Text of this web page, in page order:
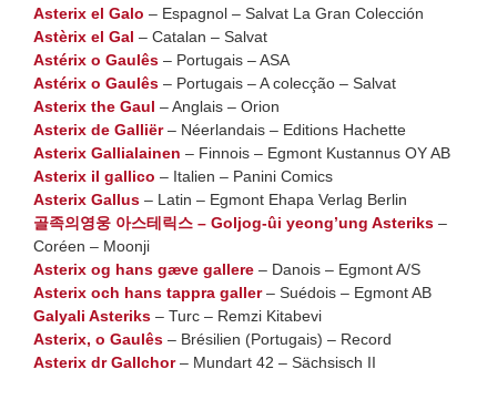
Asterix el Galo – Espagnol – Salvat La Gran Colección
Astèrix el Gal – Catalan – Salvat
Astérix o Gaulês – Portugais – ASA
Astérix o Gaulês – Portugais – A colecção – Salvat
Asterix the Gaul – Anglais – Orion
Asterix de Galliër– Néerlandais – Editions Hachette
Asterix Gallialainen – Finnois – Egmont Kustannus OY AB
Asterix il gallico – Italien – Panini Comics
Asterix Gallus – Latin – Egmont Ehapa Verlag Berlin
골족의영웅 아스테릭스 – Goljog-ûi yeong’ung Asteriks –
Coréen – Moonji
Asterix og hans gæve gallere – Danois – Egmont A/S
Asterix och hans tappra galler– Suédois – Egmont AB
Galyali Asteriks – Turc – Remzi Kitabevi
Asterix, o Gaulês – Brésilien (Portugais) – Record
Asterix dr Gallchor– Mundart 42 – Sächsisch II